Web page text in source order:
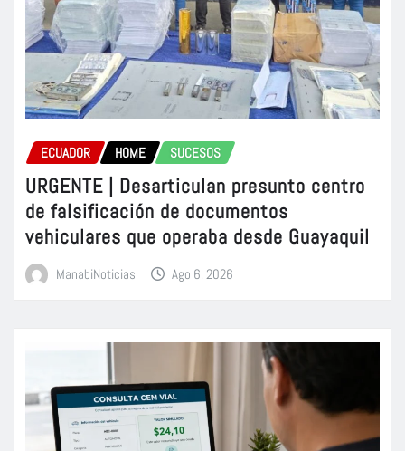
ECUADOR HOME SUCESOS
URGENTE | Desarticulan presunto centro
de falsificación de documentos
vehiculares que operaba desde Guayaquil
ManabiNoticias Ago 6, 2026